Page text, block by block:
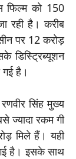
फिल्म को 150
रही है। करीब
पर 12 करोड़
डिस्ट्रिब्यूशन
गई है।
सिंह मुख्य
ज्यादा रकम गी
मिले हैं। यही
है। इसके साथ